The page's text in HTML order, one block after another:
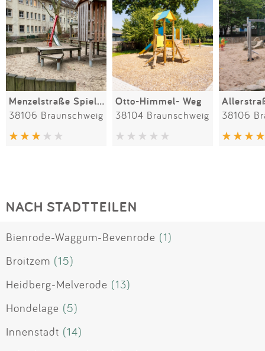
Menzelstraße Spielplatz zwischen Karlstraße/Richterstraße
38106 Braunschweig
Otto-Himmel- Weg
38104 Braunschweig 38106
NACH STADTTEILEN
Bienrode-Waggum-Bevenrode (1)
Broitzem (15)
Heidberg-Melverode (13)
Hondelage (5)
Innenstadt (14)